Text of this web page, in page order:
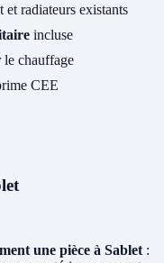
radiateurs existants
incluse
le chauffage
CEE
une pièce à Sablet :